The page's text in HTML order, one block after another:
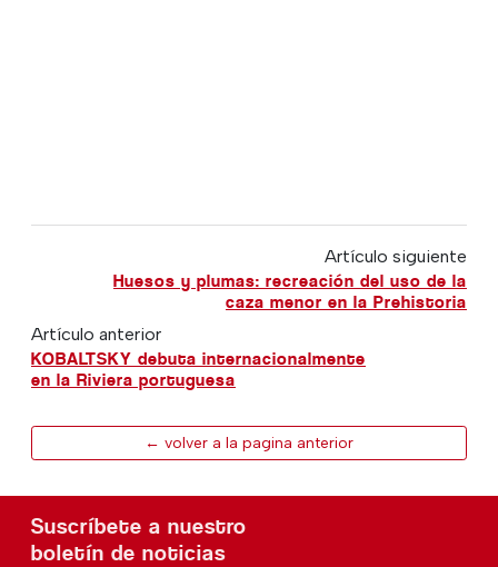
Artículo siguiente
Huesos y plumas: recreación del uso de la
caza menor en la Prehistoria
Artículo anterior
KOBALTSKY debuta internacionalmente
en la Riviera portuguesa
← volver a la pagina anterior
Suscríbete a nuestro
boletín de noticias